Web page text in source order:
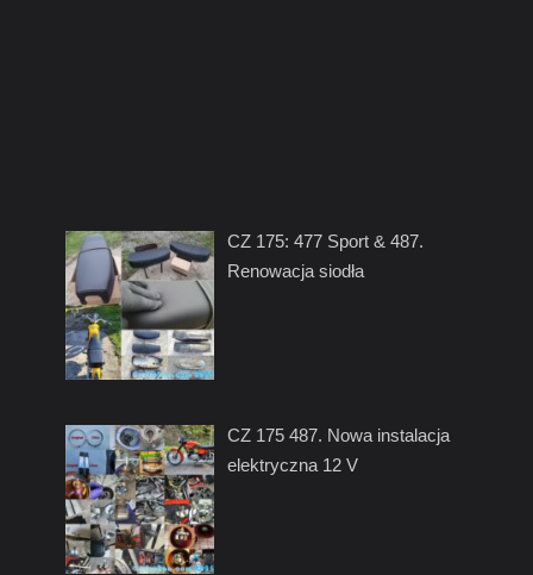
CZ 175: 477 Sport & 487.
Renowacja siodła
CZ 175 487. Nowa instalacja
elektryczna 12 V